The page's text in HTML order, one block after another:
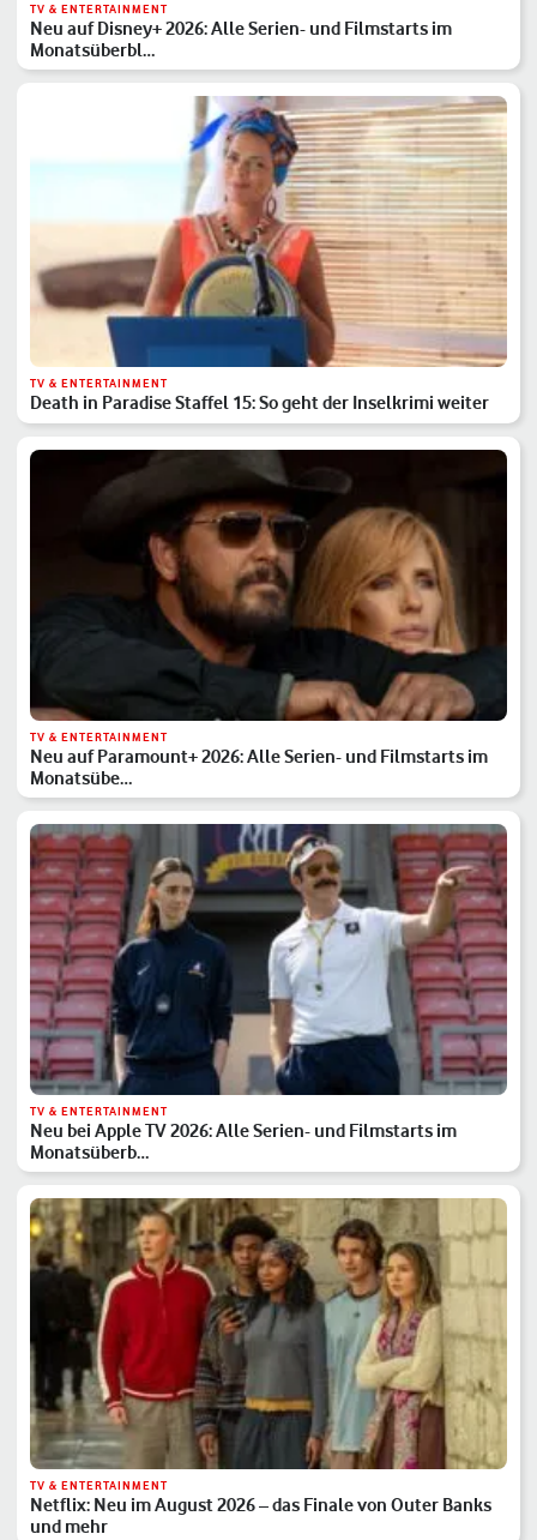
TV & ENTERTAINMENT
Neu auf Disney+ 2026: Alle Serien- und Filmstarts im
Monatsüberbl…
TV & ENTERTAINMENT
Death in Paradise Staffel 15: So geht der Inselkrimi weiter
TV & ENTERTAINMENT
Neu auf Paramount+ 2026: Alle Serien- und Filmstarts im
Monatsübe…
TV & ENTERTAINMENT
Neu bei Apple TV 2026: Alle Serien- und Filmstarts im
Monatsüberb…
TV & ENTERTAINMENT
Netflix: Neu im August 2026 – das Finale von Outer Banks
und mehr